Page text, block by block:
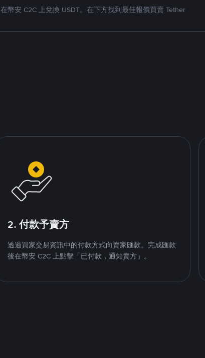
在幣安 C2C 上兌換 USDT。在下方找到最佳報價買賣 Tether
2. 付款予賣方
透過買家交易資訊中的付款方式向賣家匯款。完成匯款
後在幣安 C2C 上點擊「已付款，通知賣方」。